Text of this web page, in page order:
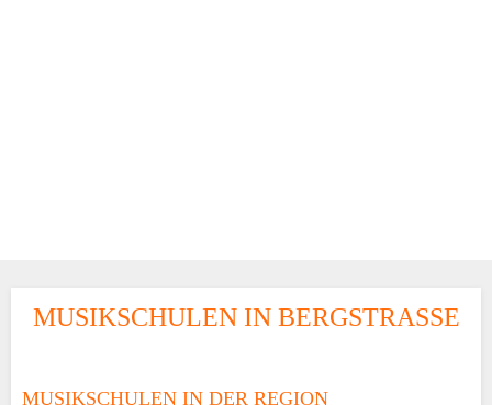
MUSIKSCHULEN IN BERGSTRASSE
MUSIKSCHULEN IN DER REGION